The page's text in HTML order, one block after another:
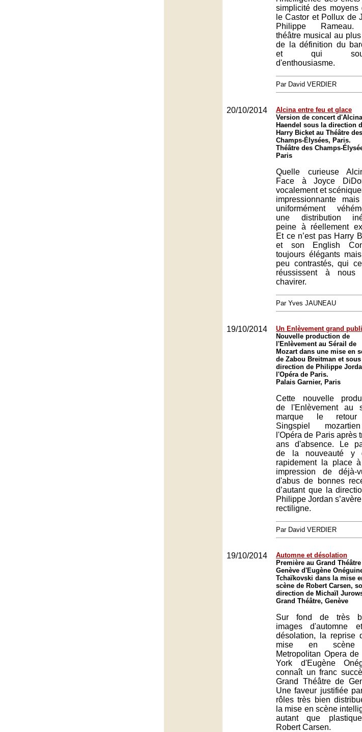
simplicité des moyens
le Castor et Pollux de
Philippe
théâtre musical au
de la définition du
et qui
d'enthousiasme.
Par David VERDIER
20/10/2014
Alcina entre feu et glace
Version de concert
Haendel sous la direction
Harry Bicket au Théâtre des
Champs-Élysées, Paris.
Théâtre des Champs-
Paris
Quelle curieuse
Face à Joyce
vocalement et
impressionnante
uniformément
une distribution
peine à réellement
Et ce n’est pas Harry
et son English
toujours élégants
peu contrastés, qui
réussissent à nous
chavirer.
Par Yves JAUNEAU
19/10/2014
Un Enlèvement grand
Nouvelle production de
l'Enlèvement au Sérail de
Mozart dans une mise en
de Zabou Breitman et
direction de Philippe
l'Opéra de Paris.
Palais Garnier, Paris
Cette nouvelle
de l'Enlèvement au
marque le
Singspiel
l'Opéra de Paris après
ans d'absence. Le
de la nouveauté y
rapidement la place
impression de déjà-
d'abus de bonnes
d’autant que la
Philippe Jordan
rectiligne.
Par David VERDIER
19/10/2014
Automne et désolation
Première au Grand
Genève d'Eugène
Tchaïkovski dans la mise
scène de Robert Carsen,
direction de Michaïl
Grand Théâtre, Genève
Sur fond de très
images d'automne
désolation, la reprise
mise en
Metropolitan Opera de
York d'Eugène
connaît un franc
Grand Théâtre de
Une faveur justifiée
rôles très bien
la mise en scène
autant que
Robert Carsen.